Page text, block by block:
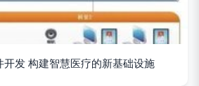
开发 构建智慧医疗的新基础设施